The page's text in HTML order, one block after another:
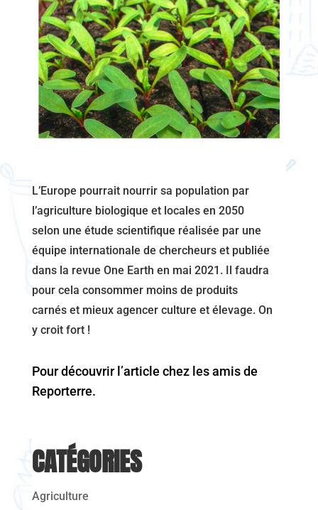
L’Europe pourrait nourrir sa population par
l’agriculture biologique et locales en 2050
selon une étude scientifique réalisée par une
équipe internationale de chercheurs et publiée
dans la revue One Earth en mai 2021. Il faudra
pour cela consommer moins de produits
carnés et mieux agencer culture et élevage. On
y croit fort !
Pour découvrir l’article chez les amis de
Reporterre.
CATÉGORIES
Agriculture